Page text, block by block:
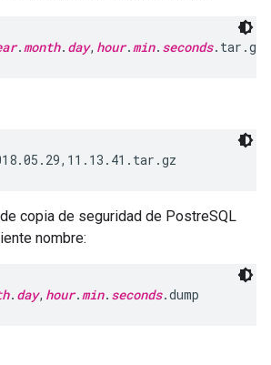
.month. day, hour.min. seconds.tar.gz
copia de seguridad de PostreSQL
nombre:
. day, hour.min. seconds.dump